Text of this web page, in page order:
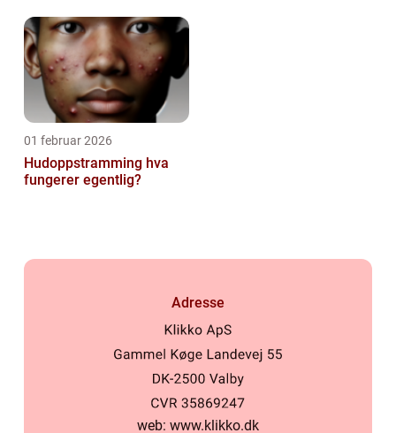
01 februar 2026
Hudoppstramming hva
fungerer egentlig?
Adresse
web: www.klikko.dk